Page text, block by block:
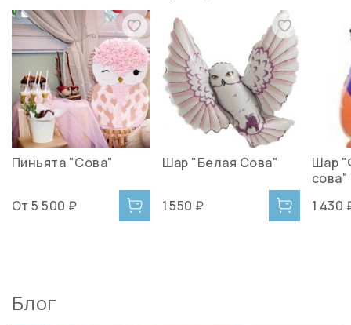
Пиньята "Сова"
От 5 500 ₽
Шар "Белая Сова"
1 550 ₽
Шар
сова"
1 430
Блог